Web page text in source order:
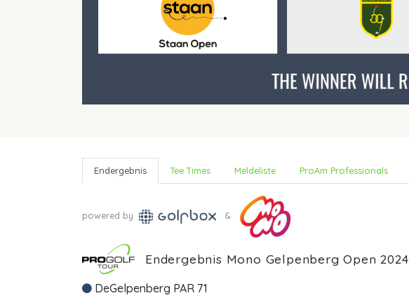
Endergebnis Tee Times Meldeliste ProAm Professionals
powered by &
Endergebnis Mono Gelpenberg Open 2024
DeGelpenberg PAR 71